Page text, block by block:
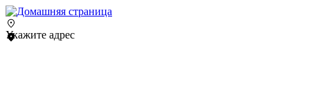
Укажите адрес